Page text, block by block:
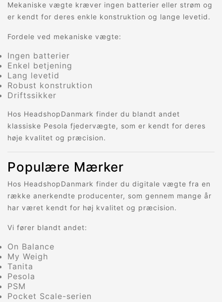
Mekaniske vægte kræver ingen batterier eller strøm og
er kendt for deres enkle konstruktion og lange levetid.
Fordele ved mekaniske vægte:
Ingen batterier
Enkel betjening
Lang levetid
Robust konstruktion
Driftssikker
Hos HeadshopDanmark finder du blandt andet
klassiske Pesola fjedervægte, som er kendt for deres
høje kvalitet og præcision.
Populære Mærker
Hos HeadshopDanmark finder du digitale vægte fra en
række anerkendte producenter, som gennem mange år
har været kendt for høj kvalitet og præcision.
Vi fører blandt andet:
On Balance
My Weigh
Tanita
Pesola
PSM
Pocket Scale-serien